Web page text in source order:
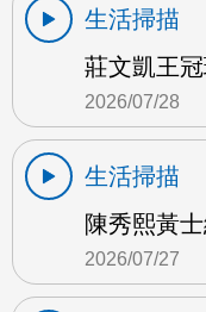
生活掃描
莊文凱王
2026/07/28
生活掃描
陳秀熙黃
2026/07/27